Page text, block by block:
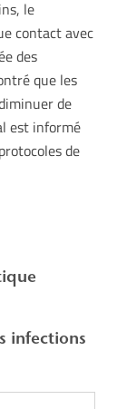
le
contact avec
des
que les
de
est informé
de
infections